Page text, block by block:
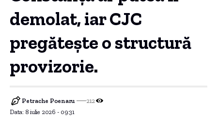
demolat, iar CJC
pregătește o structură
provizorie.
Data: 8 iulie 2026 - 09:31
Petrache Poenaru 212